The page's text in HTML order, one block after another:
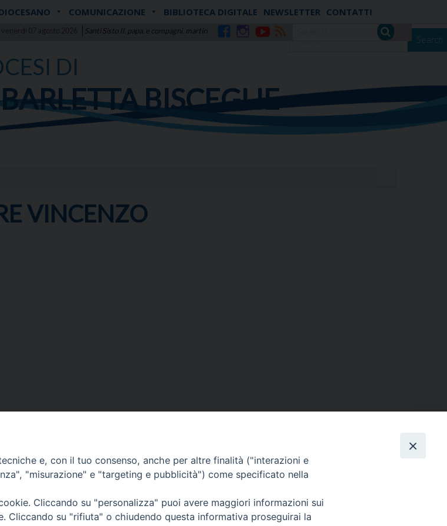
Santi Sisto II, papa, e compagni, martiri
COMUNICAZIONE BIBLIOTECA DIGITALE NEWSLETTER CONTATTI
Search
DI
BISCEGLIE
VINCENZO
Trinitapoli
Puglia
76125 Trani BT
Centralino Tel. 0883 494211
Cancelleria Tel. 0883 494204
cancelleria@arcidiocesitrani.it
e, con il tuo consenso, anche per altre finalità ("interazioni e
"misurazione" e "targeting e pubblicità") come specificato nella
Cliccando su "personalizza" puoi avere maggiori informazioni sui
Cliccando su "rifiuta" o chiudendo questa informativa proseguirai la